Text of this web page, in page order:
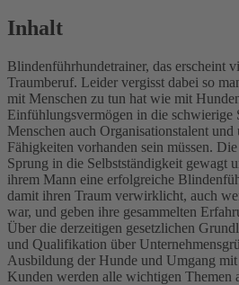
Inhalt
Blindenführhundetrainer, das erscheint
Traumberuf. Leider vergisst dabei so
mit Menschen zu tun hat wie mit
Einfühlungsvermögen in die schwierige
Menschen auch Organisationstalent und
Fähigkeiten vorhanden sein müssen.
Sprung in die Selbstständigkeit gewagt
ihrem Mann eine erfolgreiche
damit ihren Traum verwirklicht, auch
war, und geben ihre gesammelten
Über die derzeitigen gesetzlichen
und Qualifikation über
Ausbildung der Hunde und Umgang mit
Kunden werden alle wichtigen Themen